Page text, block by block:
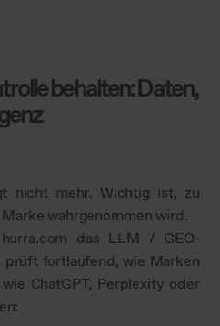
behalten: Daten,
nicht mehr. Wichtig ist, zu
wahrgenommen wird.
das LLM / GEO-
fortlaufend, wie Marken
ChatGPT, Perplexity oder